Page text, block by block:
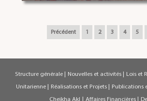
Précédent 1 2 3 4 5
Structure générale | Nouvelles et activités | Lois et
Unitarienne | Réalisations et Projets | Publications